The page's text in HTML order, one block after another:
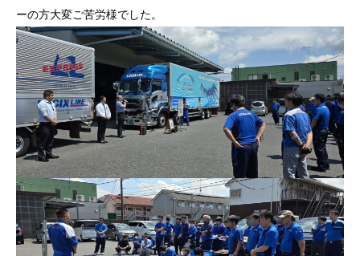
ーの方大変ご苦労様でした。